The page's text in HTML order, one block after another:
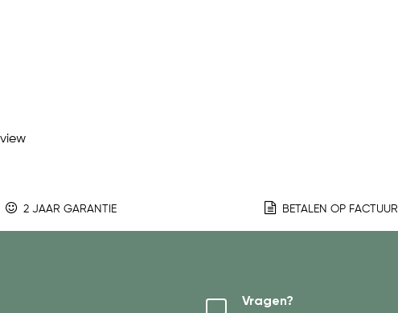
2 JAAR GARANTIE BETALEN OP FACTUUR
Vragen?